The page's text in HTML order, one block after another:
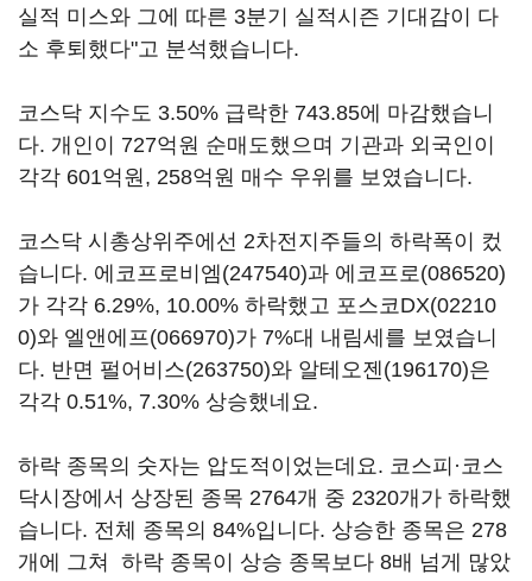
실적 미스와 그에 따른 3분기 실적시즌 기대감이 다
소 후퇴했다"고 분석했습니다.
코스닥 지수도 3.50% 급락한 743.85에 마감했습니
다. 개인이 727억원 순매도했으며 기관과 외국인이
각각 601억원, 258억원 매수 우위를 보였습니다.
코스닥 시총상위주에선 2차전지주들의 하락폭이 컸
습니다. 에코프로비엠(247540)과 에코프로(086520)
가 각각 6.29%, 10.00% 하락했고 포스코DX(02210
0)와 엘앤에프(066970)가 7%대 내림세를 보였습니
다. 반면 펄어비스(263750)와 알테오젠(196170)은
각각 0.51%, 7.30% 상승했네요.
하락 종목의 숫자는 압도적이었는데요. 코스피·코스
닥시장에서 상장된 종목 2764개 중 2320개가 하락했
습니다. 전체 종목의 84%입니다. 상승한 종목은 278
개에 그쳐 하락 종목이 상승 종목보다 8배 넘게 많았